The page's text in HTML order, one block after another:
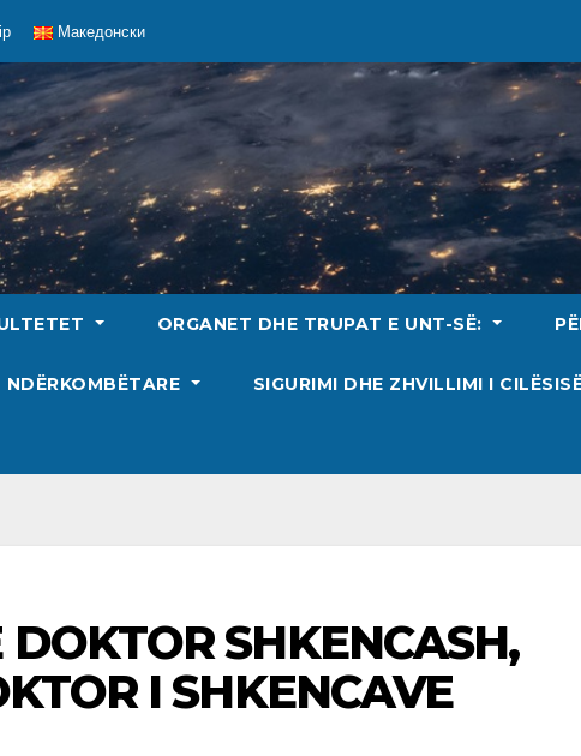
Македонски
ORGANET DHE TRUPAT E UNT-SË:
NDËRKOMBËTARE SIGURIMI DHE ZHVILLIMI I
SHKENCASH,
I SHKENCAVE